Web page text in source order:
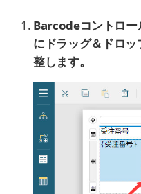
Barcodeコントロ
にドラッグ＆ドロ
整します。